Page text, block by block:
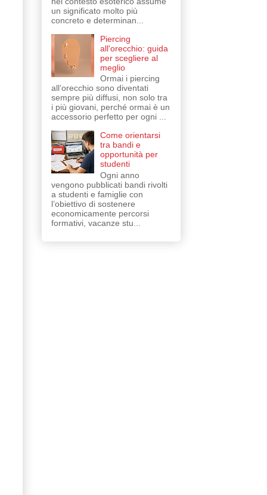
un significato molto più
concreto e determinan...
Piercing
all'orecchio: guida
per scegliere al
meglio
Ormai i piercing
all’orecchio sono diventati
sempre più diffusi, non solo tra
i più giovani, perché ormai è un
accessorio perfetto per ogni ...
Come orientarsi
tra bandi e
opportunità per
studenti
Ogni anno
vengono pubblicati bandi rivolti
a studenti e famiglie con
l’obiettivo di sostenere
economicamente percorsi
formativi, vacanze stu...